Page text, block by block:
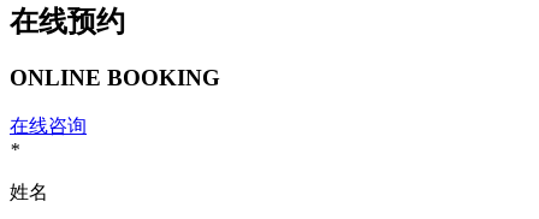
在线预约
ONLINE BOOKING
在线咨询
*
姓名